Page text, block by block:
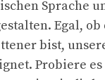
Sprache
Egal,
bist,
Probiere